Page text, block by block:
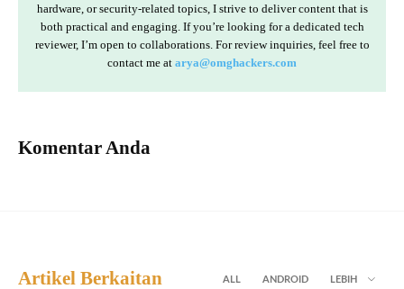
hardware, or security-related topics, I strive to deliver content that is
both practical and engaging. If you’re looking for a dedicated tech
reviewer, I’m open to collaborations. For review inquiries, feel free to
contact me at arya@omghackers.com
Komentar Anda
Artikel Berkaitan ALL ANDROID LEBIH